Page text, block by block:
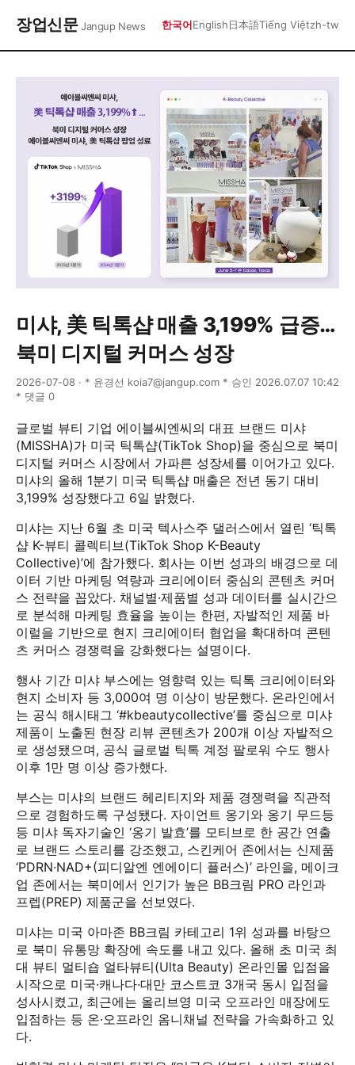
장업신문Jangup News 한국어English日本語Tiếng Việtzh-tw
미샤, 美 틱톡샵 매출 3,199% 급증…
북미 디지털 커머스 성장
2026-07-08 · * 윤경선 koia7@jangup.com * 승인 2026.07.07 10:42
* 댓글 0
글로벌 뷰티 기업 에이블씨엔씨의 대표 브랜드 미샤
(MISSHA)가 미국 틱톡샵(TikTok Shop)을 중심으로 북미
디지털 커머스 시장에서 가파른 성장세를 이어가고 있다.
미샤의 올해 1분기 미국 틱톡샵 매출은 전년 동기 대비
3,199% 성장했다고 6일 밝혔다.
미샤는 지난 6월 초 미국 텍사스주 댈러스에서 열린 ‘틱톡
샵 K-뷰티 콜렉티브(TikTok Shop K-Beauty
Collective)’에 참가했다. 회사는 이번 성과의 배경으로 데
이터 기반 마케팅 역량과 크리에이터 중심의 콘텐츠 커머
스 전략을 꼽았다. 채널별·제품별 성과 데이터를 실시간으
로 분석해 마케팅 효율을 높이는 한편, 자발적인 제품 바
이럴을 기반으로 현지 크리에이터 협업을 확대하며 콘텐
츠 커머스 경쟁력을 강화했다는 설명이다.
행사 기간 미샤 부스에는 영향력 있는 틱톡 크리에이터와
현지 소비자 등 3,000여 명 이상이 방문했다. 온라인에서
는 공식 해시태그 ‘#kbeautycollective’를 중심으로 미샤
제품이 노출된 현장 리뷰 콘텐츠가 200개 이상 자발적으
로 생성됐으며, 공식 글로벌 틱톡 계정 팔로워 수도 행사
이후 1만 명 이상 증가했다.
부스는 미샤의 브랜드 헤리티지와 제품 경쟁력을 직관적
으로 경험하도록 구성됐다. 자이언트 옹기와 옹기 무드등
등 미샤 독자기술인 ‘옹기 발효’를 모티브로 한 공간 연출
로 브랜드 스토리를 강조했고, 스킨케어 존에서는 신제품
‘PDRN·NAD+(피디알엔 엔에이디 플러스)’ 라인을, 메이크
업 존에서는 북미에서 인기가 높은 BB크림 PRO 라인과
프렙(PREP) 제품군을 선보였다.
미샤는 미국 아마존 BB크림 카테고리 1위 성과를 바탕으
로 북미 유통망 확장에 속도를 내고 있다. 올해 초 미국 최
대 뷰티 멀티숍 얼타뷰티(Ulta Beauty) 온라인몰 입점을
시작으로 미국·캐나다·대만 코스트코 3개국 동시 입점을
성사시켰고, 최근에는 올리브영 미국 오프라인 매장에도
입점하는 등 온·오프라인 옴니채널 전략을 가속화하고 있
다.